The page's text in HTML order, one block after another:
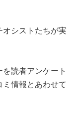
オシストたちが実
読者アンケート
情報とあわせて